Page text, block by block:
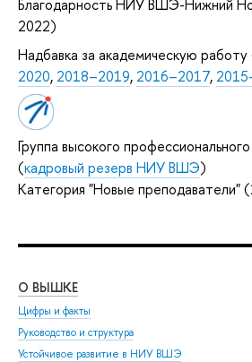
Благодарность НИУ ВШЭ-Нижний
2022)
Надбавка за академическую работу
2020, 2018–2019, 2016–2017,
Группа высокого
(кадровый резерв НИУ ВШЭ)
Категория "Новые преподаватели"
О ВЫШКЕ
Цифры и факты
Руководство и структура
Устойчивое развитие в НИУ ВШЭ